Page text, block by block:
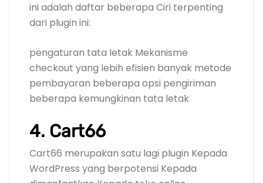
ini adalah daftar beberapa Ciri terpenting
dari plugin ini:
pengaturan tata letak Mekanisme
checkout yang lebih efisien banyak metode
pembayaran beberapa opsi pengiriman
beberapa kemungkinan tata letak
4. Cart66
Cart66 merupakan satu lagi plugin Kepada
WordPress yang berpotensi Kepada